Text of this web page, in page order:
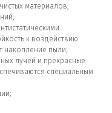
материалов;
к воздействию
накопление пыли;
лучей и прекрасные
специальным